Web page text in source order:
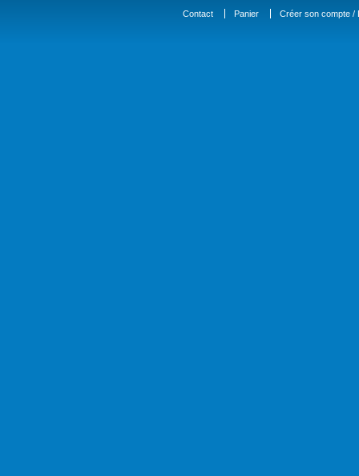
Contact Panier Créer son compte /